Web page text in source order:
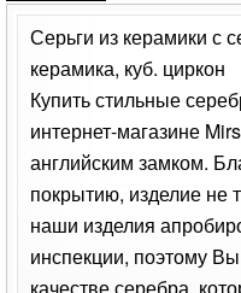
Серьги из керамики с
керамика, куб. циркон
Купить стильные
интернет-магазине
английским замком.
покрытию, изделие не
наши изделия
инспекции, поэтому